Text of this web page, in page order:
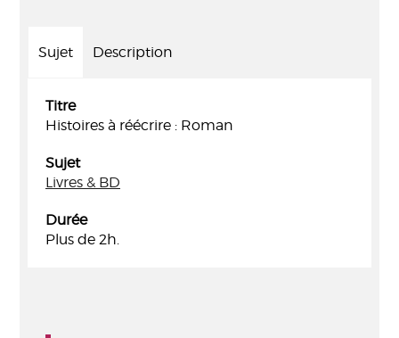
Sujet Description
Titre
Histoires à réécrire : Roman
Sujet
Livres & BD
Durée
Plus de 2h.